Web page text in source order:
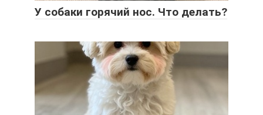
У собаки горячий нос. Что делать?